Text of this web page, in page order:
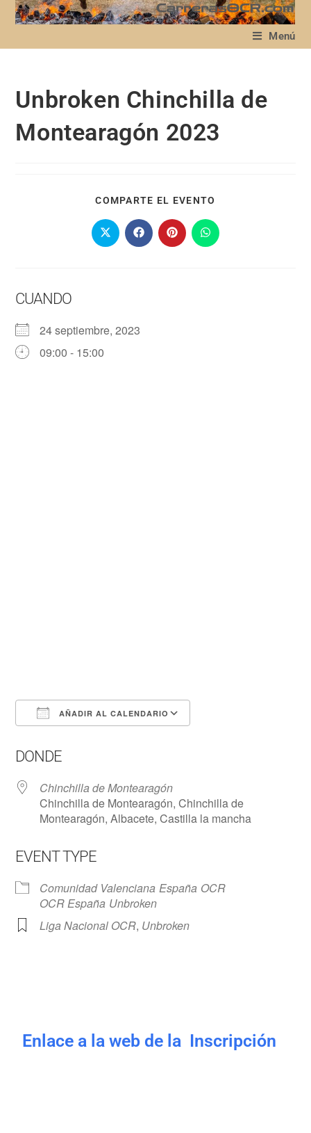
Menú
Unbroken Chinchilla de
Montearagón 2023
COMPARTE EL EVENTO
CUANDO
24 septiembre, 2023
09:00 - 15:00
AÑADIR AL CALENDARIO
DONDE
Chinchilla de Montearagón
Chinchilla de Montearagón, Chinchilla de
Montearagón, Albacete, Castilla la mancha
EVENT TYPE
Comunidad Valenciana España OCR
OCR España Unbroken
Liga Nacional OCR, Unbroken
Enlace a la web de la Inscripción